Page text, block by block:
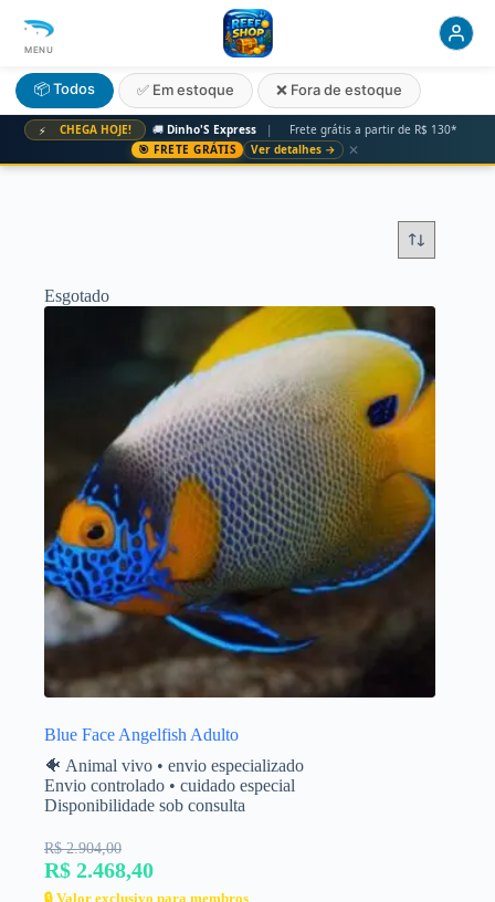
⚡ CHEGA HOJE! 🚚 Dinho'S Express |
Frete grátis a partir de R$ 130*
🎯 FRETE GRÁTIS
Ver detalhes → ✕
MENU
📦 Todos ✅ Em estoque ❌ Fora de estoque
Esgotado
Blue Face Angelfish Adulto
🐠 Animal vivo • envio especializado
Envio controlado • cuidado especial
Disponibilidade sob consulta
R$ 2.904,00
R$ 2.468,40
🔒 Valor exclusivo para membros